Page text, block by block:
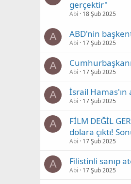
gerçektir"
Abi 18 Şub 2025
A ABD'nin
Abi 17 Şub 2025
A
Abi 17 Şub 2025
A İsrail
Abi 17 Şub 2025
A
FİLM DEĞİL
dolara çıktı!
Abi 17 Şub 2025
A Filistinli sanıp
Abi 17 Şub 2025